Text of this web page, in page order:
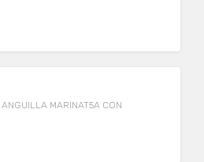
MARINAT5A CON